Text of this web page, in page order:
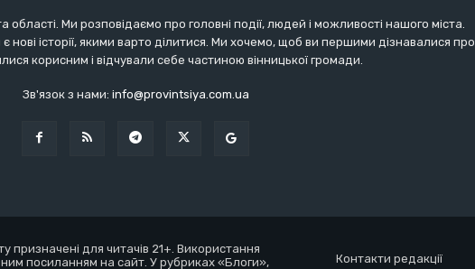
області. Ми розповідаємо про головні події, людей і можливості нашого міста.
історії, якими варто ділитися. Ми хочемо, щоб ви першими дізнавалися про
корисним і відчували себе частиною вінницької громади.
Зв'язок з нами: info@provintsiya.com.ua
призначені для читачів 21+. Використання
посиланням на сайт. У рубриках «Блоги»,
Контакти редакції